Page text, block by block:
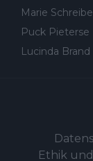
Marie
Puck Pieterse
Lucinda Brand
Ethik